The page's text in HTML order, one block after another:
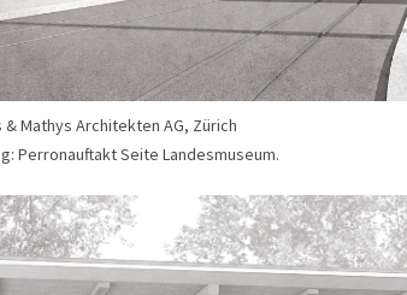
Mathys Architekten AG, Zürich
Perronauftakt Seite Landesmuseum.